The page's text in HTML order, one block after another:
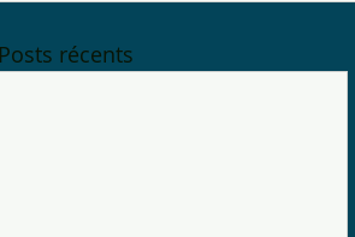
récents